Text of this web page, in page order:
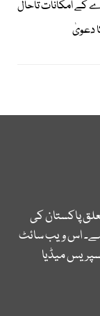
کے امکانات تاحال
دعویٰ
پاکستان کی
اس ویب سائٹ
میڈیا